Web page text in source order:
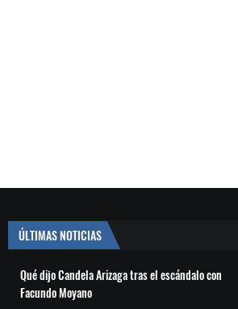
ÚLTIMAS NOTICIAS
Qué dijo Candela Arizaga tras el escándalo con
Facundo Moyano